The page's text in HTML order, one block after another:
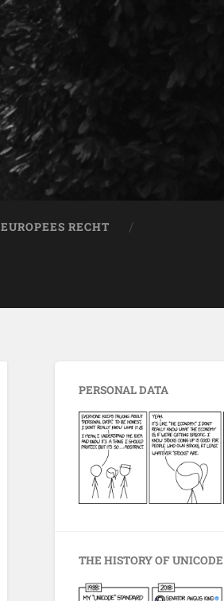
EUROPEES RECHT
PERSONAL DATA
THE HISTORY OF UNICODE